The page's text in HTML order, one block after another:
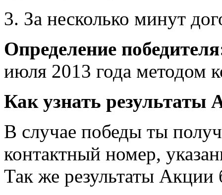
3. За несколько минут
Определение
июля 2013 года методом
Как узнать
В случае победы ты
контактный номер,
Так же результаты Акции